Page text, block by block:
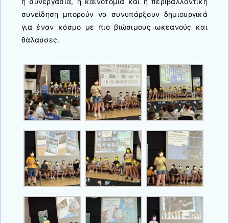
συνείδηση μπορούν να συνυπάρξουν δημιουργικά
για έναν κόσμο με πιο βιώσιμους ωκεανούς και
θάλασσες.